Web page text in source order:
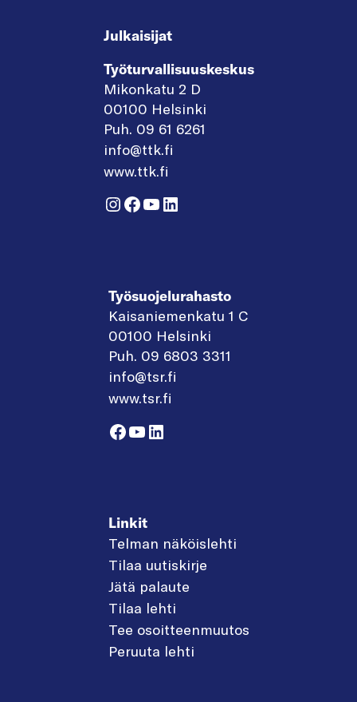
Julkaisijat
Työturvallisuuskeskus
Mikonkatu 2 D
00100 Helsinki
Puh. 09 61 6261
info@ttk.fi
www.ttk.fi
Instagram
Facebook
YouTube
LinkedIn
Työsuojelurahasto
Kaisaniemenkatu 1 C
00100 Helsinki
Puh. 09 6803 3311
info@tsr.fi
www.tsr.fi
Facebook
YouTube
LinkedIn
Linkit
Telman näköislehti
Tilaa uutiskirje
Jätä palaute
Tilaa lehti
Tee osoitteenmuutos
Peruuta lehti